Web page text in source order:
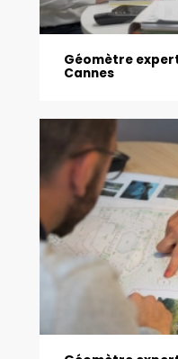
Géomètre
Cannes